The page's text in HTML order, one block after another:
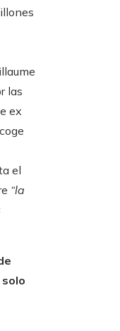
las
ex
el
“la